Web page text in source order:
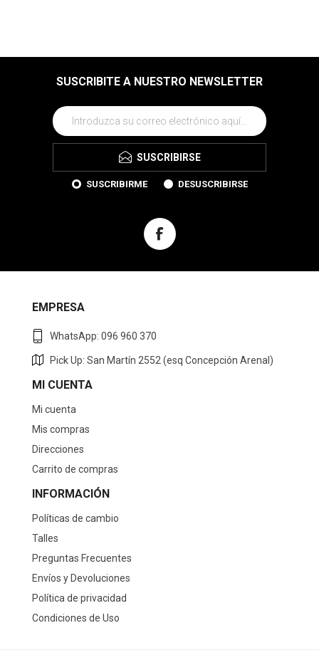
SUSCRIBITE A NUESTRO NEWSLETTER
SUSCRIBIRSE
SUSCRIBIRME DESUSCRIBIRSE
EMPRESA
WhatsApp: 096 960 370
Pick Up: San Martín 2552 (esq Concepción Arenal)
MI CUENTA
Mi cuenta
Mis compras
Direcciones
Carrito de compras
INFORMACIÓN
Políticas de cambio
Talles
Preguntas Frecuentes
Envíos y Devoluciones
Política de privacidad
Condiciones de Uso